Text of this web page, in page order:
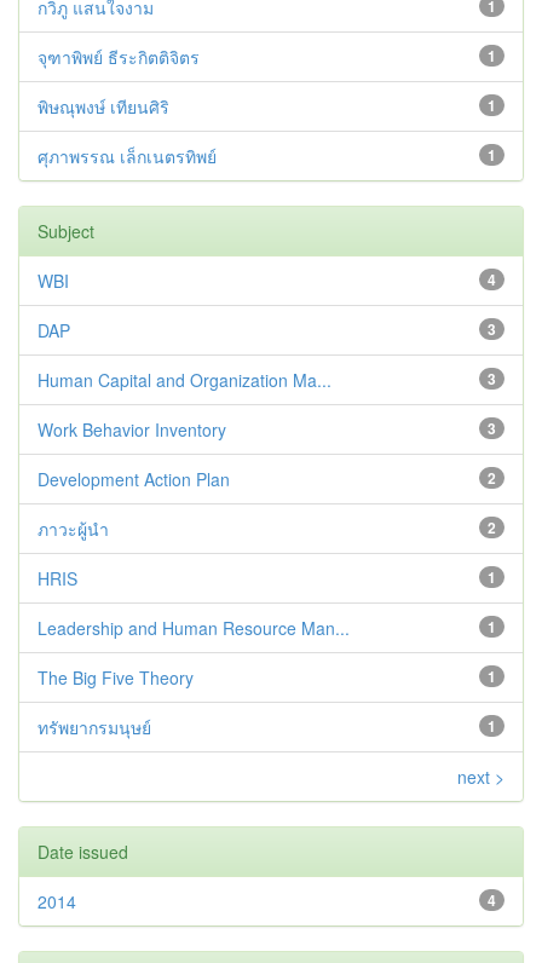
1
กวิภู แสนใจงาม
1
จุฑาพิพย์ ธีระกิตติจิตร
1
พิษณุพงษ์ เทียนศิริ
1
ศุภาพรรณ เล็กเนตรทิพย์
Subject
4
WBI
3
DAP
3
Human Capital and Organization Ma...
3
Work Behavior Inventory
2
Development Action Plan
2
ภาวะผู้นำ
1
HRIS
1
Leadership and Human Resource Man...
1
The Big Five Theory
1
ทรัพยากรมนุษย์
next >
Date issued
4
2014